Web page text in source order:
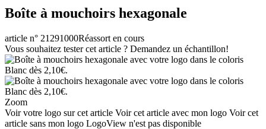
Boîte à mouchoirs hexagonale
article n° 21291000Réassort en cours
Vous souhaitez tester cet article ? Demandez un échantillon!
Zoom
Voir votre logo sur cet article Voir cet article avec mon logo Voir cet
article sans mon logo LogoView n'est pas disponible